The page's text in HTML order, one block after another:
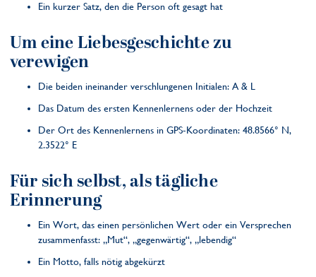
Ein kurzer Satz, den die Person oft gesagt hat
Um eine Liebesgeschichte zu
verewigen
Die beiden ineinander verschlungenen Initialen: A & L
Das Datum des ersten Kennenlernens oder der Hochzeit
Der Ort des Kennenlernens in GPS-Koordinaten: 48.8566° N,
2.3522° E
Für sich selbst, als tägliche
Erinnerung
Ein Wort, das einen persönlichen Wert oder ein Versprechen
zusammenfasst: „Mut“, „gegenwärtig“, „lebendig“
Ein Motto, falls nötig abgekürzt